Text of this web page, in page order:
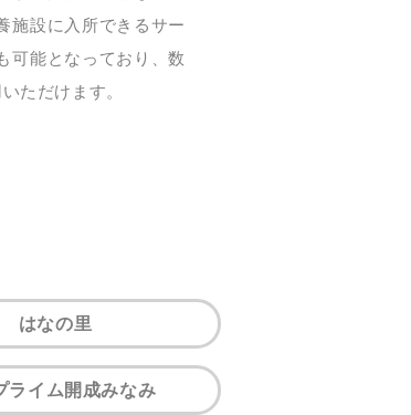
施設に入所できるサー
可能となっており、数
ただけます。
はなの里
ライム開成みなみ